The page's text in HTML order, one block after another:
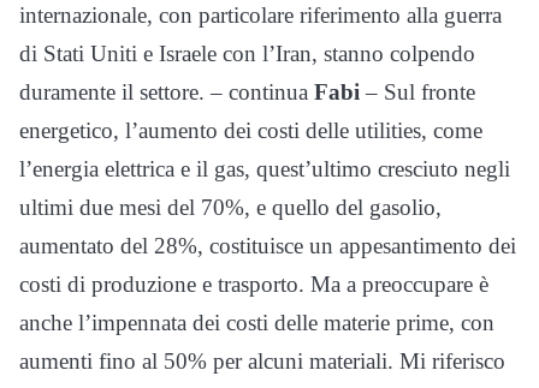
internazionale, con particolare riferimento alla guerra
di Stati Uniti e Israele con l’Iran, stanno colpendo
duramente il settore. – continua Fabi – Sul fronte
energetico, l’aumento dei costi delle utilities, come
l’energia elettrica e il gas, quest’ultimo cresciuto negli
ultimi due mesi del 70%, e quello del gasolio,
aumentato del 28%, costituisce un appesantimento dei
costi di produzione e trasporto. Ma a preoccupare è
anche l’impennata dei costi delle materie prime, con
aumenti fino al 50% per alcuni materiali. Mi riferisco